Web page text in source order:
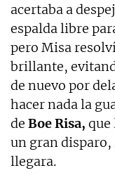
acertaba a
espalda libre
pero Misa
brillante,
de nuevo por
hacer nada la
de Boe Risa, que
un gran
llegara.